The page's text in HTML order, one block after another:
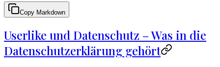
Copy Markdown
Userlike und Datenschutz – Was in die
Datenschutzerklärung gehört